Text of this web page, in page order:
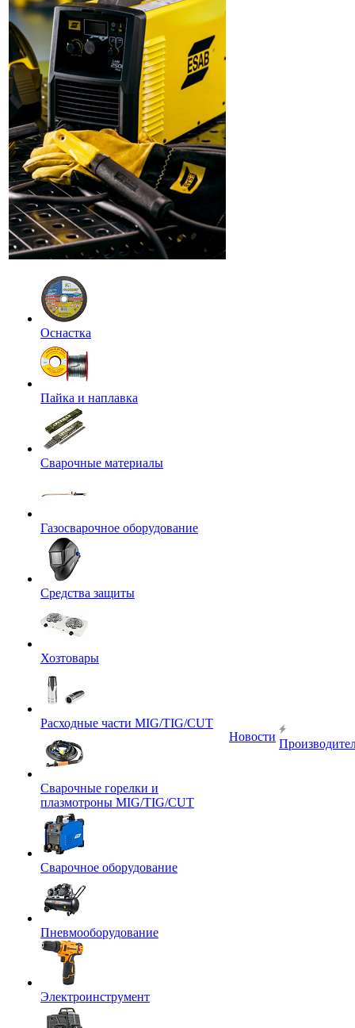
Оснастка
Пайка и наплавка
Сварочные материалы
Газосварочное оборудование
Средства защиты
Хозтовары
Расходные части MIG/TIG/CUT
Сварочные горелки и
плазмотроны MIG/TIG/CUT
Сварочное оборудование
Пневмооборудование
Электроинструмент
Новости